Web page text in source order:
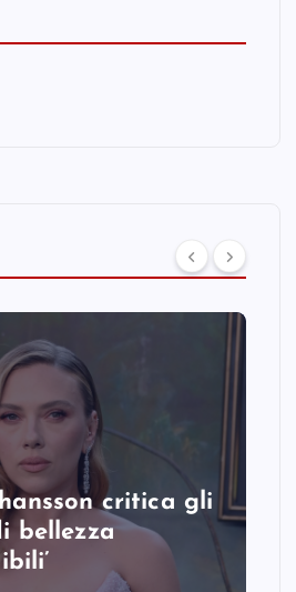
critica gli
bellezza